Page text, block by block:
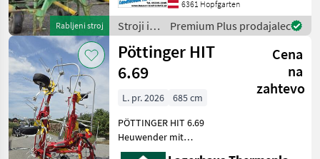
Rabljeni stroj
mechanische
Grenzstreueinrichtung - ist
fest * Baujahr 2005 * Teilw
6361 Hopfgarten
Stroji in
oprema
za žetev
in
spravilo
/ Stoll
Premium Plus prodajalec
Pöttinger HIT
6.69
Cena
na
zahtevo
L. pr. 2026
685 cm
PÖTTINGER HIT 6.69
Heuwender mit
hydraulischer